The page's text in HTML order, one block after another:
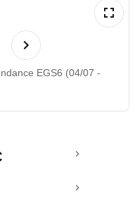
EGS6 (04/07 -